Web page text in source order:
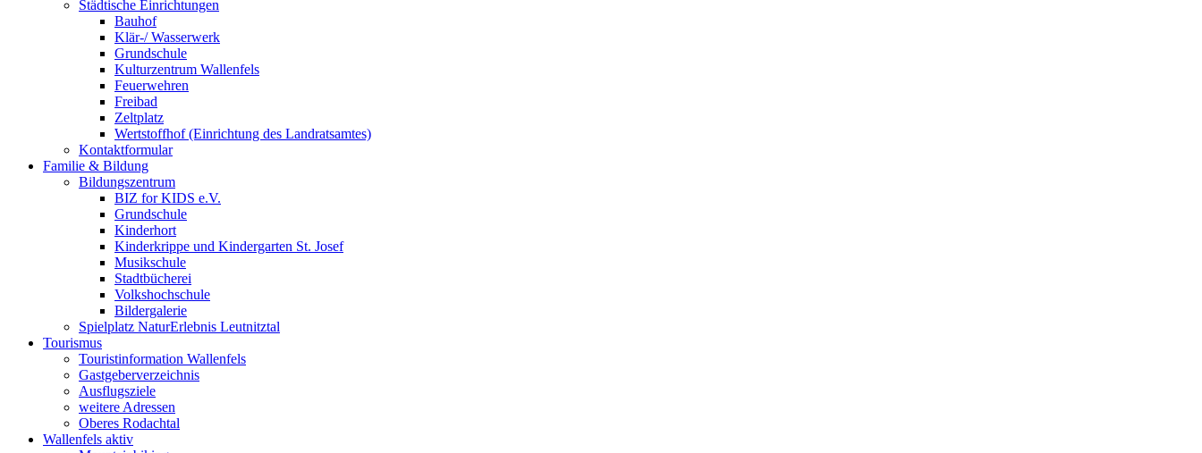
Städtische Einrichtungen
Bauhof
Klär-/ Wasserwerk
Grundschule
Kulturzentrum Wallenfels
Feuerwehren
Freibad
Zeltplatz
Wertstoffhof (Einrichtung des Landratsamtes)
Kontaktformular
Familie & Bildung
Bildungszentrum
BIZ for KIDS e.V.
Grundschule
Kinderhort
Kinderkrippe und Kindergarten St. Josef
Musikschule
Stadtbücherei
Volkshochschule
Bildergalerie
Spielplatz NaturErlebnis Leutnitztal
Tourismus
Touristinformation Wallenfels
Gastgeberverzeichnis
Ausflugsziele
weitere Adressen
Oberes Rodachtal
Wallenfels aktiv